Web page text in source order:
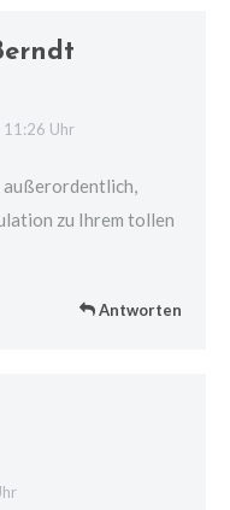
11:26 Uhr
außerordentlich,
zu Ihrem tollen
Antworten